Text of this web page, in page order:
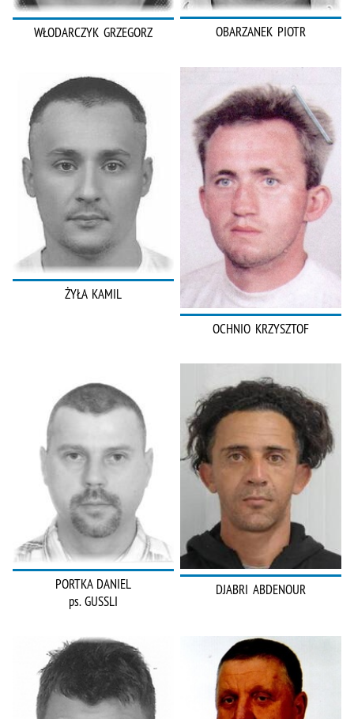
WŁODARCZYK GRZEGORZ OBARZANEK PIOTR
ŻYŁA KAMIL
OCHNIO KRZYSZTOF
PORTKA DANIEL
ps. GUSSLI
DJABRI ABDENOUR